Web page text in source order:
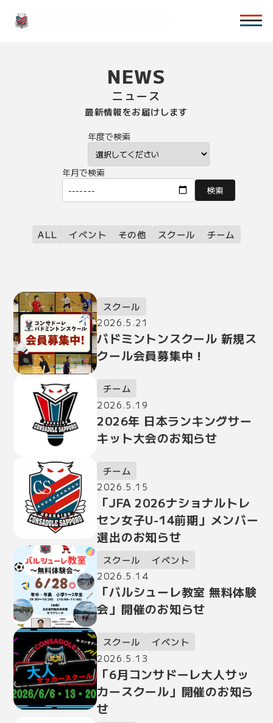
NEWS
ニュース
最新情報をお届けします
年度で検索
年月で検索
検索
ALL イベント その他 スクール チーム
スクール
2026.5.21
バドミントンスクール 新規ス
クール会員募集中！
チーム
2026.5.19
2026年 日本ランキングサー
キット大会のお知らせ
チーム
2026.5.15
「JFA 2026ナショナルトレ
セン女子U-14前期」メンバー
選出のお知らせ
スクール イベント
2026.5.14
「バルシューレ教室 無料体験
会」開催のお知らせ
スクール イベント
2026.5.13
「6月コンサドーレ大人サッ
カースクール」開催のお知ら
せ